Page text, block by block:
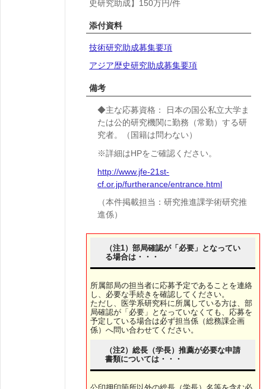
史研究助成】150万円/件
添付資料
技術研究助成募集要項
アジア歴史研究助成募集要項
備考
◆主な応募資格： 日本の国公私立大学ま
たは公的研究機関に勤務（常勤）する研
究者。（国籍は問わない）
※詳細はHPをご確認ください。
http://www.jfe-21st-
cf.or.jp/furtherance/entrance.html
（本件掲載担当：研究推進課学術研究推
進係）
（注1）部局確認が「必要」となってい
る場合は・・・
所属部局の担当者に応募予定であることを連絡
し、必要な手続きを確認してください。
ただし、医学系研究科に所属している方は、部
局確認が「必要」となっていなくても、応募を
予定している場合は必ず担当係（総務課企画
係）へ問い合わせてください。
（注2）総長（学長）推薦が必要な申請
書類については・・・